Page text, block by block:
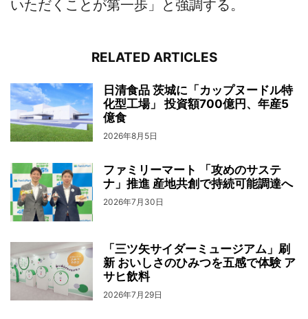
いただくことが第一歩」と強調する。
RELATED ARTICLES
日清食品 茨城に「カップヌードル特
化型工場」 投資額700億円、年産5
億食
2026年8月5日
ファミリーマート 「攻めのサステ
ナ」推進 産地共創で持続可能調達へ
2026年7月30日
「三ツ矢サイダーミュージアム」刷
新 おいしさのひみつを五感で体験 ア
サヒ飲料
2026年7月29日